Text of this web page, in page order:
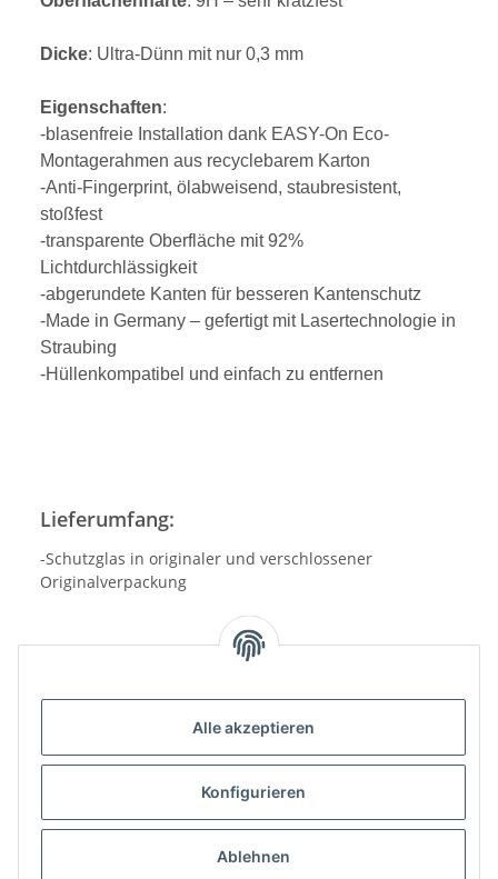
Alle akzeptieren
Konfigurieren
Ablehnen
Dicke: Ultra-Dünn mit nur 0,3 mm
Eigenschaften:
-blasenfreie Installation dank EASY-On Eco-
Montagerahmen aus recyclebarem Karton
-Anti-Fingerprint, ölabweisend, staubresistent,
stoßfest
-transparente Oberfläche mit 92%
Lichtdurchlässigkeit
-abgerundete Kanten für besseren Kantenschutz
-Made in Germany – gefertigt mit Lasertechnologie in
Straubing
-Hüllenkompatibel und einfach zu entfernen
Lieferumfang:
-Schutzglas in originaler und verschlossener
Originalverpackung
Benachrichtigen, wenn verfügbar